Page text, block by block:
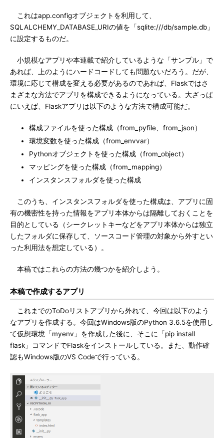
これはapp.configオブジェクトを利用して、
SQLALCHEMY_DATABASE_URIの値を「sqlite:///db/sample.db」
に設定するものだ。
小規模なアプリや本連載で紹介しているような「サンプル」で
あれば、上のようにハードコードしても問題ないだろう。だが、
環境に応じて構成を変える必要があるのであれば、Flaskではさ
まざまな方法でアプリを構成できるようになっている。大ざっぱ
にいえば、Flaskアプリは以下のような方法で構成可能だ。
構成ファイルを使った構成（from_pyfile、from_json）
環境変数を使った構成（from_envvar）
Pythonオブジェクトを使った構成（from_object）
マッピングを使った構成（from_mapping）
インスタンスフォルダを使った構成
このうち、インスタンスフォルダを使った構成は、アプリに固
有の機密性を持った情報をアプリ本体からは隔離しておくことを
目的としている（シークレットキーなどをアプリ本体からは独立
したフォルダに保存して、ソースコード管理の対象から外すとい
った利用法を想定している）。
本稿ではこれらの方法の幾つかを紹介しよう。
本稿で作成するアプリ
これまでのToDoリストアプリから外れて、今回は以下のよう
なアプリを作成する。今回はWindows版のPython 3.6.5を使用し
て仮想環境「myenv」を作成した後に、そこに「pip install
flask」コマンドでFlaskをインストールしている。また、動作確
認もWindows版のVS Codeで行っている。